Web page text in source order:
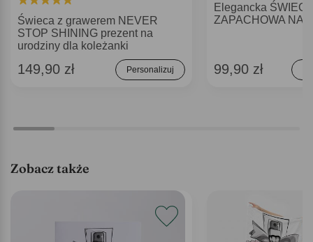
Świeca z grawerem NEVER
STOP SHINING prezent na
urodziny dla koleżanki
149,90 zł Personalizuj
Elegancka ŚWIECA
ZAPACHOWA NA
99,90 zł
Zobacz także